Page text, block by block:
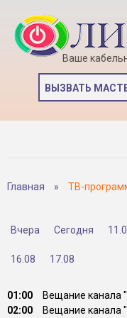
Ваше
ВЫЗВАТЬ
Главная » ТВ-
Вчера Сегодня
16.08 17.08
01:00
Вещание канала
02:00
Вещание канала